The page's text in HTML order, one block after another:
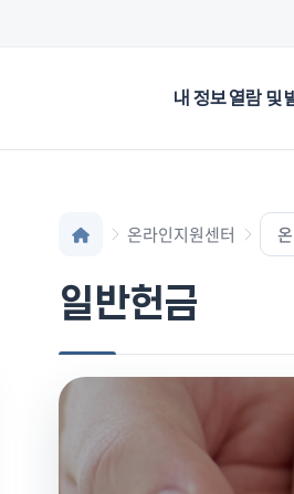
내 정보 열람 및
온라인지원센터
일반헌금